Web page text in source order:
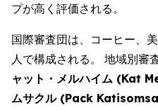
プが高く評価される。
国際審査団は、コーヒー、
人で構成される。 地域別審
ャット・メルハイム (Kat
ムサクル (Pack